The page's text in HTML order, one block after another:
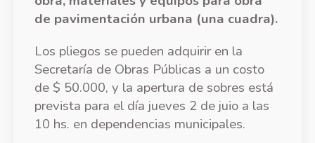
de pavimentación urbana (una cuadra).
Los pliegos se pueden adquirir en la
Secretaría de Obras Públicas a un costo
de $ 50.000, y la apertura de sobres está
prevista para el día jueves 2 de juio a las
10 hs. en dependencias municipales.